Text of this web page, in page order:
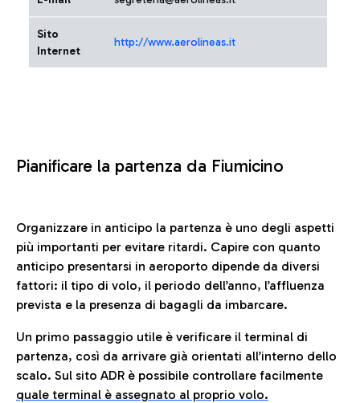
Sito
Internet
http://www.aerolineas.it
Pianificare la partenza da Fiumicino
Organizzare in anticipo la partenza è uno degli aspetti
più importanti per evitare ritardi. Capire con quanto
anticipo presentarsi in aeroporto dipende da diversi
fattori: il tipo di volo, il periodo dell’anno, l’affluenza
prevista e la presenza di bagagli da imbarcare.
Un primo passaggio utile è verificare il terminal di
partenza, così da arrivare già orientati all’interno dello
scalo. Sul sito ADR è possibile controllare facilmente
quale terminal è assegnato al proprio volo.